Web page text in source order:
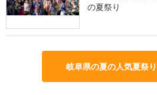
の夏祭り
岐阜県の夏の人気夏祭